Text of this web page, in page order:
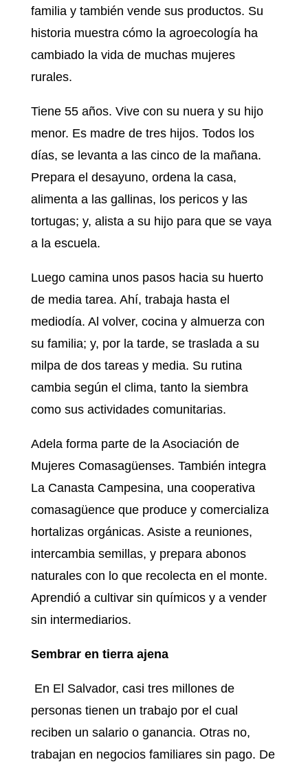
familia y también vende sus productos. Su
historia muestra cómo la agroecología ha
cambiado la vida de muchas mujeres
rurales.
Tiene 55 años. Vive con su nuera y su hijo
menor. Es madre de tres hijos. Todos los
días, se levanta a las cinco de la mañana.
Prepara el desayuno, ordena la casa,
alimenta a las gallinas, los pericos y las
tortugas; y, alista a su hijo para que se vaya
a la escuela.
Luego camina unos pasos hacia su huerto
de media tarea. Ahí, trabaja hasta el
mediodía. Al volver, cocina y almuerza con
su familia; y, por la tarde, se traslada a su
milpa de dos tareas y media. Su rutina
cambia según el clima, tanto la siembra
como sus actividades comunitarias.
Adela forma parte de la Asociación de
Mujeres Comasagüenses. También integra
La Canasta Campesina, una cooperativa
comasagüence que produce y comercializa
hortalizas orgánicas. Asiste a reuniones,
intercambia semillas, y prepara abonos
naturales con lo que recolecta en el monte.
Aprendió a cultivar sin químicos y a vender
sin intermediarios.
Sembrar en tierra ajena
En El Salvador, casi tres millones de
personas tienen un trabajo por el cual
reciben un salario o ganancia. Otras no,
trabajan en negocios familiares sin pago. De